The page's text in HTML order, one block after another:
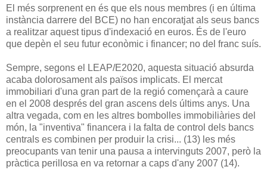
El més sorprenent en és que els nous membres (i en última
instància darrere del BCE) no han encoratjat als seus bancs
a realitzar aquest tipus d'indexació en euros. És de l'euro
que depèn el seu futur econòmic i financer; no del franc suís.
Sempre, segons el LEAP/E2020, aquesta situació absurda
acaba dolorosament als països implicats. El mercat
immobiliari d'una gran part de la regió començarà a caure
en el 2008 després del gran ascens dels últims anys. Una
altra vegada, com en les altres bombolles immobiliàries del
món, la "inventiva" financera i la falta de control dels bancs
centrals es combinen per produir la crisi... (13) les més
preocupants van tenir una pausa a intervinguts 2007, però la
pràctica perillosa en va retornar a caps d'any 2007 (14).